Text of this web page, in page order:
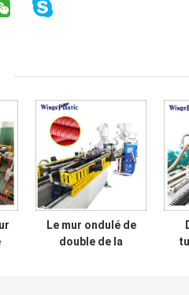
Le mur ondulé de
double de la